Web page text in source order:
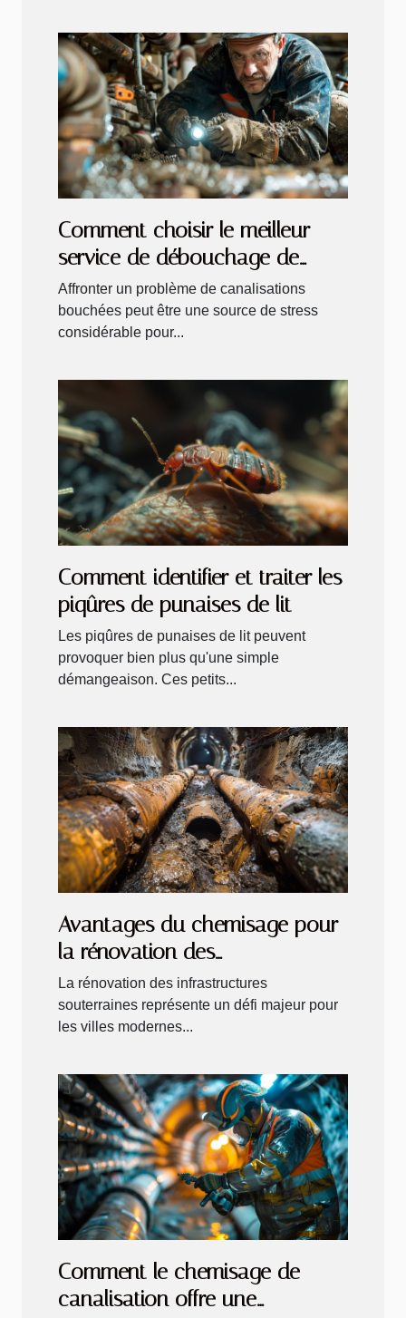
Comment choisir le meilleur
service de débouchage de
canalisations
Affronter un problème de canalisations
bouchées peut être une source de stress
considérable pour...
Comment identifier et traiter les
piqûres de punaises de lit
Les piqûres de punaises de lit peuvent
provoquer bien plus qu'une simple
démangeaison. Ces petits...
Avantages du chemisage pour
la rénovation des
infrastructures souterraines
La rénovation des infrastructures
souterraines représente un défi majeur pour
les villes modernes...
Comment le chemisage de
canalisation offre une